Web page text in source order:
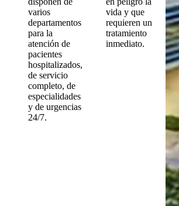
varios
departamentos
para la
atención de
pacientes
hospitalizados,
de servicio
completo, de
especialidades
y de urgencias
24/7.
vida y que
requieren un
tratamiento
inmediato.